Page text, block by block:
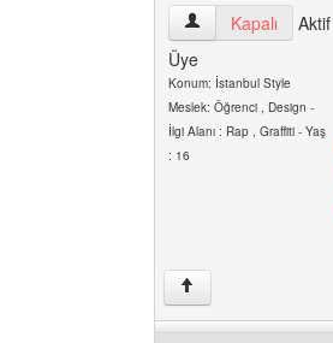
illegaldizayn
Kapalı
Aktif
Üye
Konum: İstanbul Style
Meslek: Öğrenci , Design -
İlgi Alanı : Rap , Graffiti - Yaş
: 16
↑